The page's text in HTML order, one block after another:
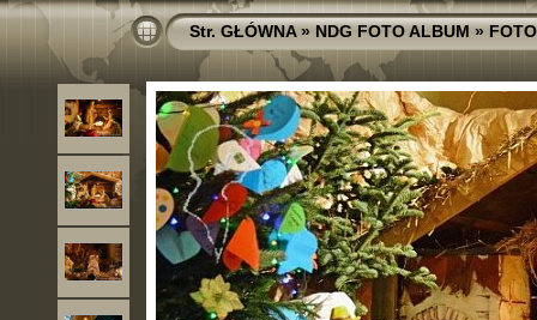
Str. GŁÓWNA»NDG FOTO ALBUM»